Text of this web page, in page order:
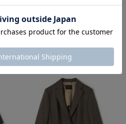
￥2,000クーポン
Ballsey